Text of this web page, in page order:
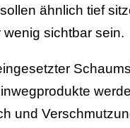
ähnlich tief
wenig sichtbar sein.
und